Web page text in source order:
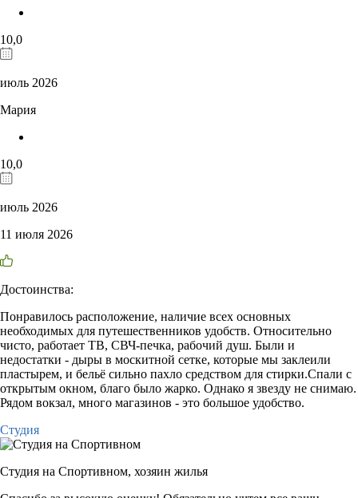
10,0
июль 2026
Мария
10,0
июль 2026
11 июля 2026
Достоинства:
Понравилось расположение, наличие всех основных
необходимых для путешественников удобств. Относительно
чисто, работает ТВ, СВЧ-печка, рабочий душ. Были и
недостатки - дыры в москитной сетке, которые мы заклеили
пластырем, и бельё сильно пахло средством для стирки.Спали с
открытым окном, благо было жарко. Однако я звезду не снимаю.
Рядом вокзал, много магазинов - это большое удобство.
Студия
Студия на Спортивном, хозяин жилья